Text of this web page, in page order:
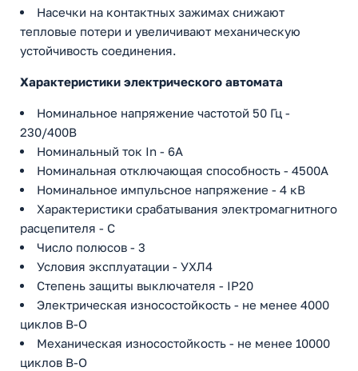
Насечки на контактных зажимах снижают
тепловые потери и увеличивают механическую
устойчивость соединения.
Характеристики электрического автомата
Номинальное напряжение частотой 50 Гц -
230/400В
Номинальный ток In - 6А
Номинальная отключающая способность - 4500А
Номинальное импульсное напряжение - 4 кВ
Характеристики срабатывания электромагнитного
расцепителя - C
Число полюсов - 3
Условия эксплуатации - УХЛ4
Степень защиты выключателя - IP20
Электрическая износостойкость - не менее 4000
циклов В-О
Механическая износостойкость - не менее 10000
циклов В-О